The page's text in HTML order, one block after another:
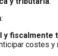
y fiscalmente
costes y